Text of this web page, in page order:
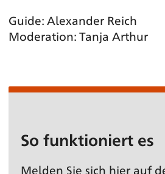
Guide: Alexander Reich
Moderation: Tanja Arthur
So funktioniert es
Melden Sie sich hier auf